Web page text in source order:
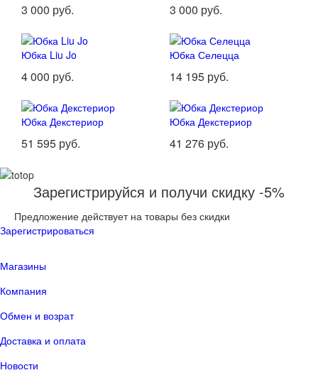
3 000 руб. 3 000 руб.
Юбка Liu Jo
4 000 руб.
Юбка Селецца
14 195 руб.
Юбка Декстериор
51 595 руб.
Юбка Декстериор
41 276 руб.
Зарегистрируйся и получи скидку -5%
Предложение действует на товары без скидки
Зарегистрироваться
Магазины
Компания
Обмен и возрат
Доставка и оплата
Новости